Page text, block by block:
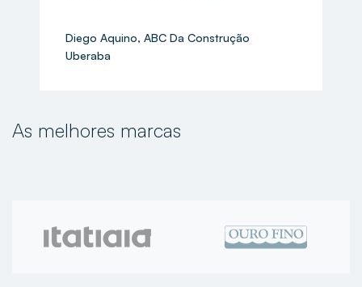
Diego Aquino, ABC Da Construção
Uberaba
As melhores marcas